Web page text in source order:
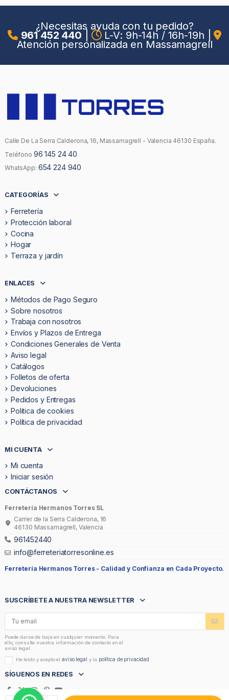
¿Necesitas ayuda con tu pedido?
961 452 440 L-V: 9h-14h / 16h-19h
Atención personalizada en Massamagrell
Calle De La Serra Calderona, 16, Massamagrell - Valencia 46130 España.
Teléfono 96 145 24 40
WhatsApp: 654 224 940
CATEGORÍAS
Ferretería
Protección laboral
Cocina
Hogar
Terraza y jardín
ENLACES
Métodos de Pago Seguro
Sobre nosotros
Trabaja con nosotros
Envíos y Plazos de Entrega
Condiciones Generales de Venta
Aviso legal
Catálogos
Folletos de oferta
Devoluciones
Pedidos y Entregas
Politica de cookies
Política de privacidad
MI CUENTA
Mi cuenta
Iniciar sesión
CONTÁCTANOS
Ferretería Hermanos Torres SL
Carrer de la Serra Calderona, 16
46130 Massamagrell, Valencia
961452440
info@ferreteriatorresonline.es
Ferretería Hermanos Torres - Calidad y Confianza en Cada Proyecto.
SUSCRÍBETE A NUESTRA NEWSLETTER
Puede darse de baja en cualquier momento. Para
ello, consulte nuestra información de contacto en el
aviso legal.
He leído y acepto elaviso legal y la política de privacidad
SÍGUENOS EN REDES